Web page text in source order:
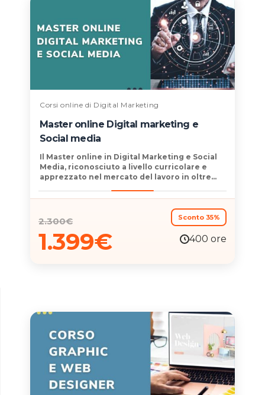
Corsi online di Digital Marketing
Master online Digital marketing e
Social media
Il Master online in Digital Marketing e Social
Media, riconosciuto a livello curricolare e
apprezzato nel mercato del lavoro in oltre
acquisire competenze avanzate e un titolo di
grande valore. Questo corso esplora in
profondità le strategie di successo nel
marketing digitale, insegnando a utilizzare
efficacemente i social media per promuovere
il tuo business. Pensato per
2.300€
1.399€
Sconto 35%
400 ore